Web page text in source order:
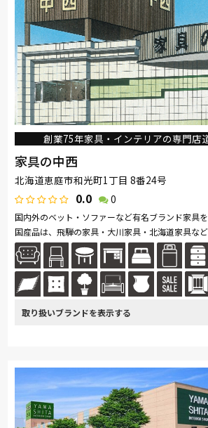
ドリームベッド Serta TEMPUR
PARAMOUNT BED EARLY-TIMES/アーリ
大雪木工 旭川の家具 シラカワ
創業75年家具・インテリアの専門店
家具の中西
北海道恵庭市和光町1丁目 8番24号
0.0 0
国内外のベット・ソファーなど有名ブランド家具を
国産品は、飛騨の家具・大川家具・北海道家
ら、南は九州まで、今のトレンドと匠の技術の融
す。...続きを読む
Sealy SIMMONS 浜本工芸 日本
ナガノインテリア 綾野製作所 ドリ
TEMPUR Stressless HTLワタリジャパ